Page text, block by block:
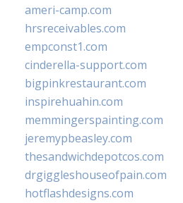
ameri-camp.com
hrsreceivables.com
empconst1.com
cinderella-support.com
bigpinkrestaurant.com
inspirehuahin.com
memmingerspainting.com
jeremypbeasley.com
thesandwichdepotcos.com
drgiggleshouseofpain.com
hotflashdesigns.com